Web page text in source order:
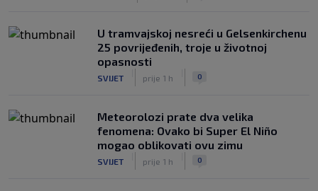
U tramvajskoj nesreći u Gelsenkirchenu
25 povrijeđenih, troje u životnoj
opasnosti
SVIJET prije 1 h 0
Meteorolozi prate dva velika
fenomena: Ovako bi Super El Niño
mogao oblikovati ovu zimu
SVIJET prije 1 h 0